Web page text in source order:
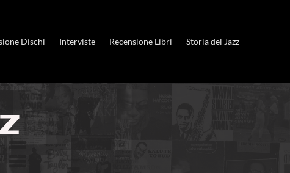
Dischi Interviste Recensione Libri Storia del Jazz